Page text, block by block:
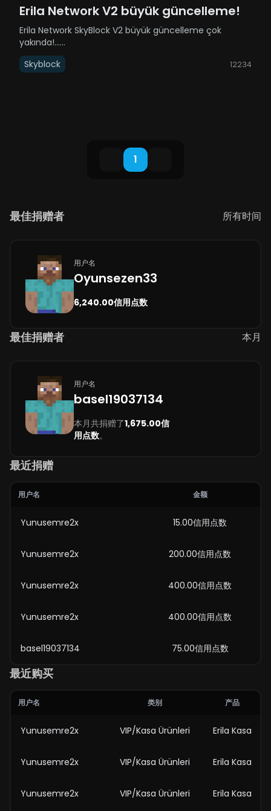
Erila Network V2 büyük güncelleme!
Erila Network SkyBlock V2 büyük güncelleme çok
yakında!......
Skyblock
12234
1
最佳捐赠者 所有时间
用户名
Oyunsezen33
6,240.00信用点数
最佳捐赠者 本月
用户名
basel19037134
本月共捐赠了1,675.00信
用点数。
最近捐赠
用户名 金额
Yunusemre2x 15.00信用点数
Yunusemre2x 200.00信用点数
Yunusemre2x 400.00信用点数
Yunusemre2x 400.00信用点数
basel19037134 75.00信用点数
最近购买
用户名 类别 产品
Yunusemre2x VIP/Kasa Ürünleri Erila Kasa
Yunusemre2x VIP/Kasa Ürünleri Erila Kasa
Yunusemre2x VIP/Kasa Ürünleri Erila Kasa